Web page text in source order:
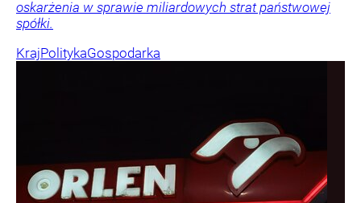
oskarżenia w sprawie miliardowych strat państwowej
spółki.
KrajPolitykaGospodarka